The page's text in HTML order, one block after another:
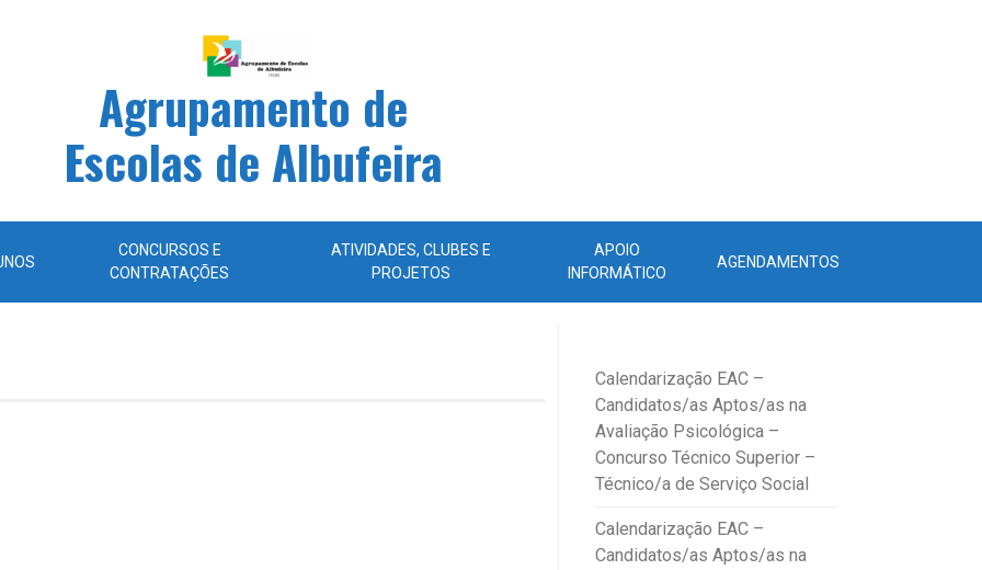
Agrupamento de
Escolas de Albufeira
CONCURSOS E
CONTRATAÇÕES
ATIVIDADES, CLUBES E
PROJETOS
APOIO
INFORMÁTICO
AGENDAMENTOS
Calendarização EAC –
Candidatos/as Aptos/as na
Avaliação Psicológica –
Concurso Técnico Superior –
Técnico/a de Serviço Social
Calendarização EAC –
Candidatos/as Aptos/as na